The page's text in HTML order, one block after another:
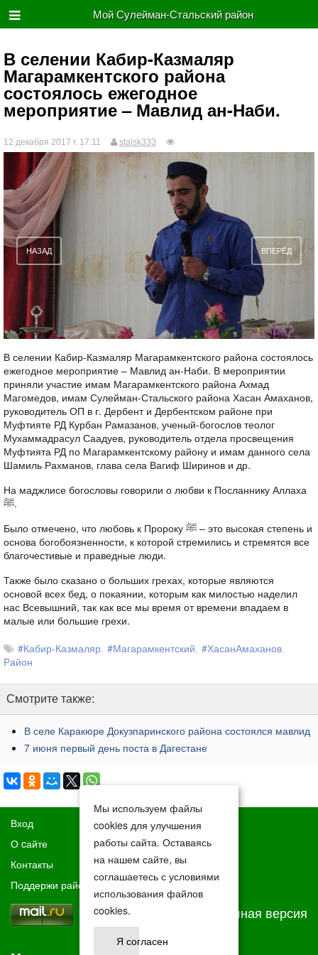
Мой Сулейман-Стальский район
В селении Кабир-Казмаляр
Магарамкентского района
состоялось ежегодное
мероприятие – Мавлид ан-Наби.
12 декабря 2017 г. 17:11 stalsk333
НАЗАД ВПЕРЁД
В селении Кабир-Казмаляр Магарамкентского района состоялось
ежегодное мероприятие – Мавлид ан-Наби. В мероприятии
приняли участие имам Магарамкентского района Ахмад
Магомедов, имам Сулейман-Стальского района Хасан Амаханов,
руководитель ОП в г. Дербент и Дербентском районе при
Муфтияте РД Курбан Рамазанов, ученый-богослов теолог
Мухаммадрасул Саадуев, руководитель отдела просвещения
Муфтията РД по Магарамкентскому району и имам данного села
Шамиль Рахманов, глава села Вагиф Ширинов и др.
На маджлисе богословы говорили о любви к Посланнику Аллаха
ﷺ.
Было отмечено, что любовь к Пророку ﷺ – это высокая степень и
основа богобоязненности, к которой стремились и стремятся все
благочестивые и праведные люди.
Также было сказано о больших грехах, которые являются
основой всех бед, о покаянии, которым как милостью наделил
нас Всевышний, так как все мы время от времени впадаем в
малые или большие грехи.
#Кабир-Казмаляр #Магарамкентский #ХасанАмаханов
Район
Смотрите также:
В селе Каракюре Докузпаринского района состоялся мавлид
​7 июня первый день поста в Дагестане
Вход
О cайте
Контакты
Поддержи район
Полная версия
Мы используем файлы
cookies для улучшения
работы сайта. Оставаясь
на нашем сайте, вы
соглашаетесь с условиями
использования файлов
cookies.
Я согласен